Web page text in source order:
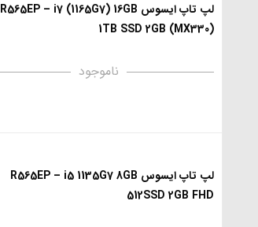
لپ تاپ ایسوس R565EP – i7 (1165G7) 16GB
1TB SSD 2GB (MX330)
ناموجود
لپ تاپ ایسوس R565EP – i5 1135G7 8GB
512SSD 2GB FHD